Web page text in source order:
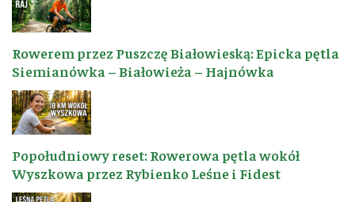
Rowerem przez Puszczę Białowieską: Epicka pętla
Siemianówka – Białowieża – Hajnówka
Popołudniowy reset: Rowerowa pętla wokół
Wyszkowa przez Rybienko Leśne i Fidest